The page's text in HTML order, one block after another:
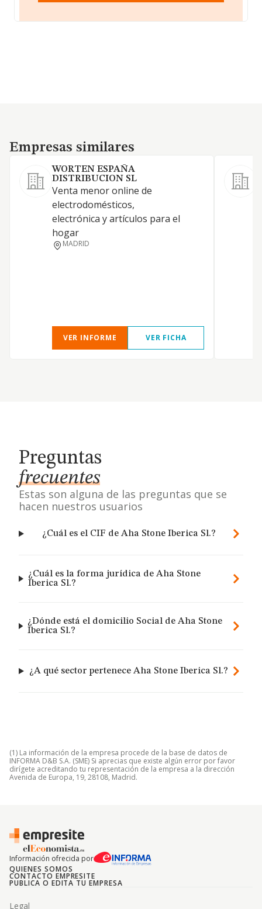
Empresas similares
Empresas similares
WORTEN ESPAÑA
DISTRIBUCION SL
Venta menor online de
electrodomésticos,
electrónica y artículos para el
hogar
MADRID
VER INFORME VER FICHA
Preguntas
frecuentes
Estas son alguna de las preguntas que se
hacen nuestros usuarios
¿Cuál es el CIF de Aha Stone Iberica Sl.?
¿Cuál es la forma jurídica de Aha Stone
Iberica Sl.?
¿Dónde está el domicilio Social de Aha Stone
Iberica Sl.?
¿A qué sector pertenece Aha Stone Iberica Sl.?
(1) La información de la empresa procede de la base de datos de
INFORMA D&B S.A. (SME) Si aprecias que existe algún error por favor
dirígete acreditando tu representación de la empresa a la dirección
Avenida de Europa, 19, 28108, Madrid.
Información ofrecida por
QUIENES SOMOS
CONTACTO EMPRESITE
PUBLICA O EDITA TU EMPRESA
Legal